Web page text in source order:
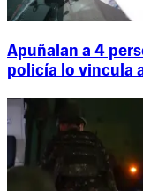
Apuñalan a 4
policía lo vincula